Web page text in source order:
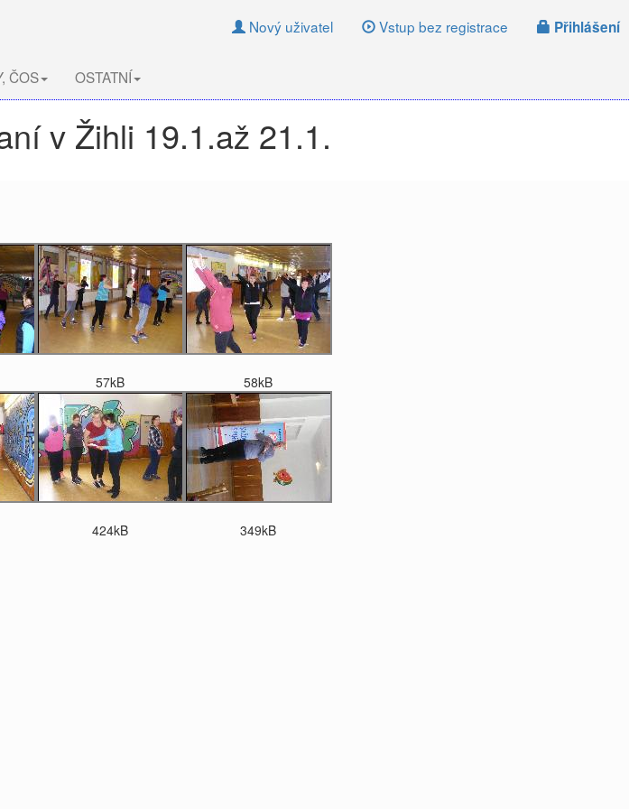
Nový uživatel Vstup bez registrace Přihlášení
ČOS OSTATNÍ
v Žihli 19.1.až 21.1.
57kB 58kB
424kB 349kB